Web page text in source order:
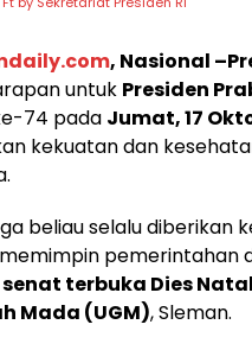
, Nasional –
untuk Presiden
74 pada Jumat, 17
kekuatan dan
beliau selalu
pemerintahan
terbuka Dies
Mada (UGM), Sleman.